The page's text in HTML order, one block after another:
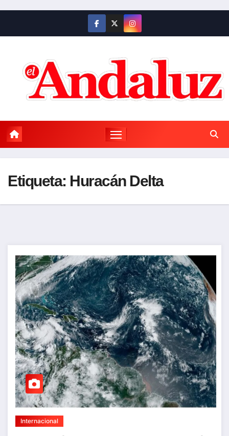
contenido
Etiqueta: Huracán Delta
Internacional